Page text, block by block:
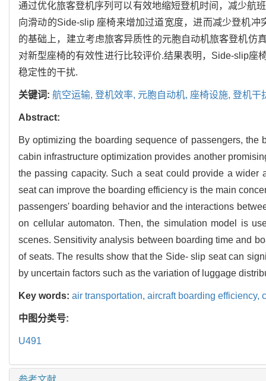
通过优化旅客登机序列可以有效地缩短登机时间，减少航
向滑动的Side-slip 座椅来增加过道宽度，进而减少登机
的基础上，建立考虑旅客异质性的元胞自动机旅客登机仿
对新型座椅的有效性进行比较评价.结果表明，Side-slip座
稳定性的干扰.
关键词: 航空运输, 登机效率, 元胞自动机, 座椅设施, 登机干
Abstract:
By optimizing the boarding sequence of passengers,
cabin infrastructure optimization provides another
the passing capacity. Such a seat could provide a wider
seat can improve the boarding efficiency is the main
passengers' boarding behavior and the interactions
on cellular automaton. Then, the simulation model is
scenes. Sensitivity analysis between boarding time and
of seats. The results show that the Side- slip seat can
by uncertain factors such as the variation of luggage
Key words: air transportation, aircraft boarding efficiency,
中图分类号:
U491